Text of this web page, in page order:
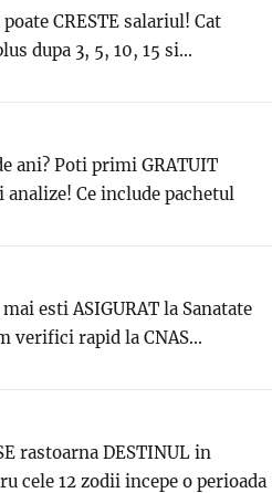
CRESTE salariul! Cat
dupa 3, 5, 10, 15 si...
ani? Poti primi GRATUIT
Ce include pachetul
esti ASIGURAT la Sanatate
verifici rapid la CNAS...
rastoarna DESTINUL in
cele 12 zodii incepe o perioada